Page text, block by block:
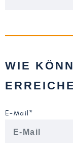
WIE
E-Mail*